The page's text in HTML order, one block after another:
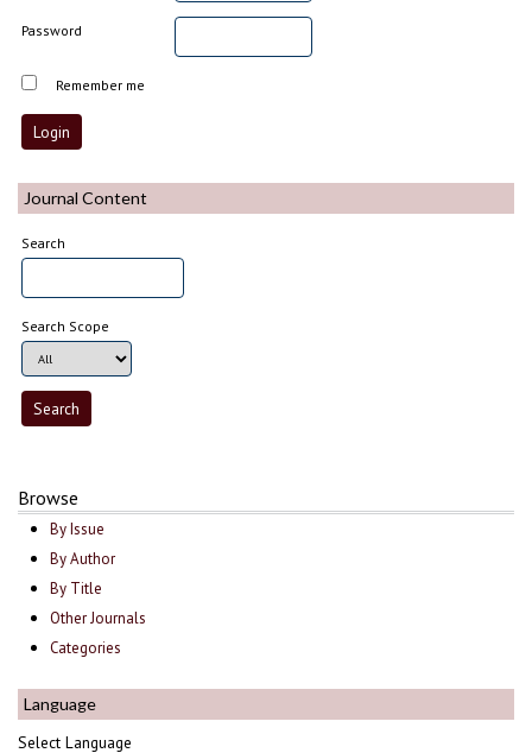
Password
Remember me
Journal Content
Search
Search Scope
Browse
By Issue
By Author
By Title
Other Journals
Categories
Language
Select Language